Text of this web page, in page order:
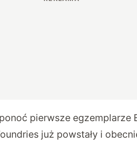
pierwsze egzemplarze
już powstały i